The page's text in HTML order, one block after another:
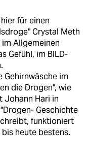
für einen
Crystal Meth
Allgemeinen
Gefühl, im BILD-
im
die Drogen", wie
Johann Hari in
Geschichte
funktioniert
heute bestens.